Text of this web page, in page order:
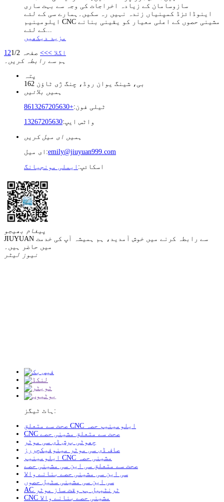
سازوسامان کے زیادہ اخراجات کی وجہ سے بہت ساری
اینوڈائزڈ کمپنیاں زندہ نہیں رہ سکیں۔ہمارے سی کے لئے
ایلومینیم CNC مشینی حصوں کے اعلی معیار کو یقینی بنانے
کے لئے...
مزید دیکھیں
12 اگلا >>> صفحہ 1/2
ہم سے رابطہ کریں۔
پتہ
162 بی، شینگ یوان روڈ، چنگ ژی ٹاؤن
ہمیں بلائیں
ٹیلی فون:+8613267205630
واٹس ایپ:13267205630
ہمیں ای میل کریں
ای میل:emily@jiuyuan999.com
اسکائپ: ایملی مونجیانگ
پیغام بھیجو
JIUYUAN سے رابطہ کرنے میں خوش آمدید، ہم ہمیشہ آپ کی خدمت
میں حاضر ہیں۔
نیوز لیٹر
ہاٹ ٹیگز:
صحت سے متعلق CNC ایلومینیم حصہ
CNC صحت سے متعلق مشینی حصے
چھوٹی برش ڈی سی موٹر
صاف ڈی سی موٹر مینوفیکچررز
ایلومینیم CNC مشینی حصہ
صحت سے متعلق سی این سی مشینی حصے
سی این سی مشینی حصے بنانے والا
سی این سی مشینی سٹیل حصوں
AC ٹرنٹیبل ہم وقت ساز موٹر
CNC مشینی حصے بنانے والا